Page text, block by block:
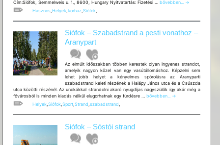
Cím:Siófok, Semmelweis u. 1., 8600, Hungary Nyitvatartás: Fizetési … Siófok
Rendelőintézete
bővebben...
→
Hasznos, Helyek, korhaz, Siófok,
Siófok – Szabadstrand a pesti vonathoz –
Aranypart
Az elmúlt időszakban többen kerestek olyan ingyenes strandot,
amelyik nagyon közel van egy vasútállomáshoz. Képzelni sem
lehet jobb helyet a kényelmes spórolásra az Aranyparti
szabadstrand keleti részének a Halápy János utca és a Csúszda
utca közötti részénél. Az unokákkal strandolni akaró nyugdíjas nagyszülők így akár még a
fővárosból is minden kiadás nélkül elugorhatnak egy fürdésre … Siófok
a
bővebben...
→
Helyek, Siófok, Sport, Strand szabadstrand
Siófok – Sóstói strand